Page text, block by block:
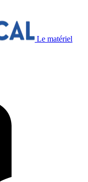
Le matériel